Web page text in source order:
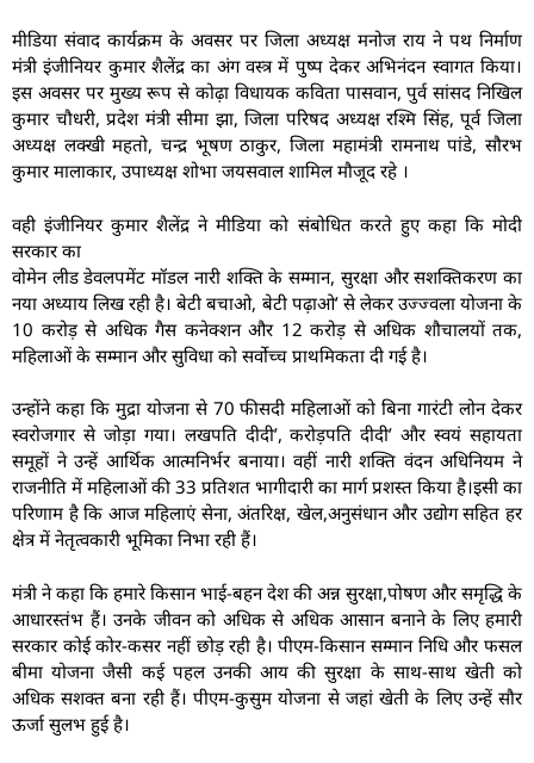
मीडिया संवाद कार्यक्रम के अवसर पर जिला अध्यक्ष मनोज राय ने पथ निर्माण
मंत्री इंजीनियर कुमार शैलेंद्र का अंग वस्त्र में पुष्प देकर अभिनंदन स्वागत किया।
इस अवसर पर मुख्य रूप से कोढ़ा विधायक कविता पासवान, पुर्व सांसद निखिल
कुमार चौधरी, प्रदेश मंत्री सीमा झा, जिला परिषद अध्यक्ष रश्मि सिंह, पूर्व जिला
अध्यक्ष लक्खी महतो, चन्द्र भूषण ठाकुर, जिला महामंत्री रामनाथ पांडे, सौरभ
कुमार मालाकार, उपाध्यक्ष शोभा जयसवाल शामिल मौजूद रहे ।
वही इंजीनियर कुमार शैलेंद्र ने मीडिया को संबोधित करते हुए कहा कि मोदी
सरकार का
वोमेन लीड डेवलपमेंट मॉडल नारी शक्ति के सम्मान, सुरक्षा और सशक्तिकरण का
नया अध्याय लिख रही है। बेटी बचाओ, बेटी पढ़ाओ’ से लेकर उज्ज्वला योजना के
10 करोड़ से अधिक गैस कनेक्शन और 12 करोड़ से अधिक शौचालयों तक,
महिलाओं के सम्मान और सुविधा को सर्वोच्च प्राथमिकता दी गई है।
उन्होंने कहा कि मुद्रा योजना से 70 फीसदी महिलाओं को बिना गारंटी लोन देकर
स्वरोजगार से जोड़ा गया। लखपति दीदी’, करोड़पति दीदी’ और स्वयं सहायता
समूहों ने उन्हें आर्थिक आत्मनिर्भर बनाया। वहीं नारी शक्ति वंदन अधिनियम ने
राजनीति में महिलाओं की 33 प्रतिशत भागीदारी का मार्ग प्रशस्त किया है।इसी का
परिणाम है कि आज महिलाएं सेना, अंतरिक्ष, खेल,अनुसंधान और उद्योग सहित हर
क्षेत्र में नेतृत्वकारी भूमिका निभा रही हैं।
मंत्री ने कहा कि हमारे किसान भाई-बहन देश की अन्न सुरक्षा,पोषण और समृद्धि के
आधारस्तंभ हैं। उनके जीवन को अधिक से अधिक आसान बनाने के लिए हमारी
सरकार कोई कोर-कसर नहीं छोड़ रही है। पीएम-किसान सम्मान निधि और फसल
बीमा योजना जैसी कई पहल उनकी आय की सुरक्षा के साथ-साथ खेती को
अधिक सशक्त बना रही हैं। पीएम-कुसुम योजना से जहां खेती के लिए उन्हें सौर
ऊर्जा सुलभ हुई है।